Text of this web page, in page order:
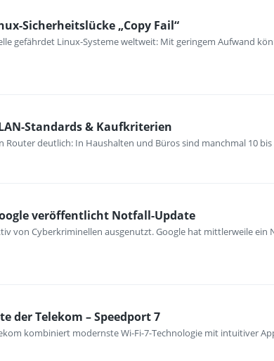
Sicherheitslücke „Copy Fail“
gefährdet Linux-Systeme weltweit: Mit geringem Aufwand
Standards & Kaufkriterien
Router deutlich: In Haushalten und Büros sind manchmal 10
veröffentlicht Notfall-Update
von Cyberkriminellen ausgenutzt. Google hat mittlerweile
der Telekom – Speedport 7
kombiniert modernste Wi-Fi-7-Technologie mit intuitiver